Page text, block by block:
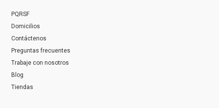
PQRSF
Domicilios
Contáctenos
Preguntas frecuentes
Trabaje con nosotros
Blog
Tiendas